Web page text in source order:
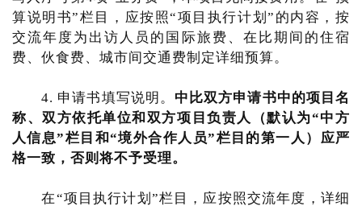
算说明书”栏目，应按照“项目执行计划”的内容，按
交流年度为出访人员的国际旅费、在比期间的住宿
费、伙食费、城市间交通费制定详细预算。
4. 申请书填写说明。 中比双方申请书中的项目名
称、双方依托单位和双方项目负责人（默认为“中方
人信息”栏目和“境外合作人员”栏目的第一人）应严
格一致，否则将不予受理。
在“项目执行计划”栏目，应按照交流年度，详细